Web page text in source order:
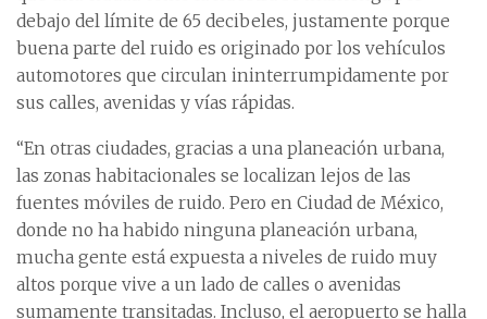
debajo del límite de 65 decibeles, justamente porque
buena parte del ruido es originado por los vehículos
automotores que circulan ininterrumpidamente por
sus calles, avenidas y vías rápidas.
“En otras ciudades, gracias a una planeación urbana,
las zonas habitacionales se localizan lejos de las
fuentes móviles de ruido. Pero en Ciudad de México,
donde no ha habido ninguna planeación urbana,
mucha gente está expuesta a niveles de ruido muy
altos porque vive a un lado de calles o avenidas
sumamente transitadas. Incluso, el aeropuerto se halla